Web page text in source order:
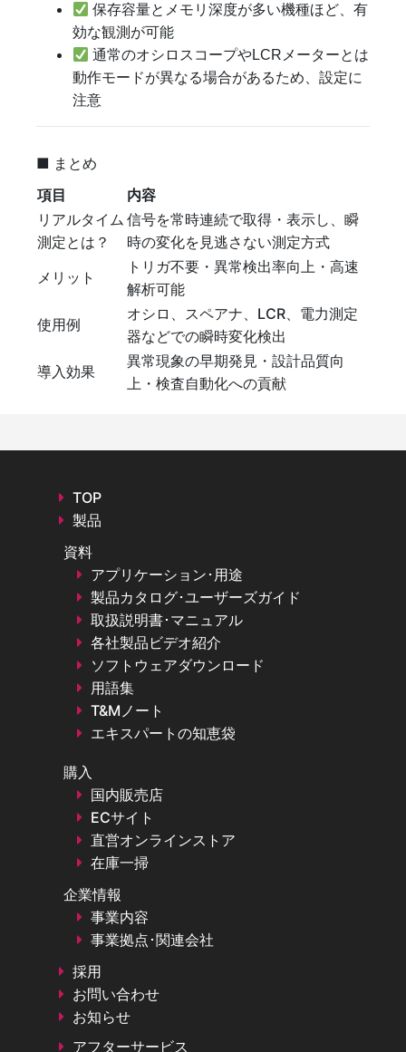
保存容量とメモリ深度が多い機種ほど、有
効な観測が可能
通常のオシロスコープやLCRメーターとは
動作モードが異なる場合があるため、設定に
注意
■ まとめ
項目
内容
リアルタイム
測定とは？
信号を常時連続で取得・表示し、瞬
時の変化を見逃さない測定方式
メリット
トリガ不要・異常検出率向上・高速
解析可能
使用例
オシロ、スペアナ、LCR、電力測定
器などでの瞬時変化検出
導入効果
異常現象の早期発見・設計品質向
上・検査自動化への貢献
TOP
製品
資料
アプリケーション･用途
製品カタログ･ユーザーズガイド
取扱説明書･マニュアル
各社製品ビデオ紹介
ソフトウェアダウンロード
用語集
T&Mノート
エキスパートの知恵袋
購入
国内販売店
ECサイト
直営オンラインストア
在庫一掃
企業情報
事業内容
事業拠点･関連会社
採用
お問い合わせ
お知らせ
アフターサービス